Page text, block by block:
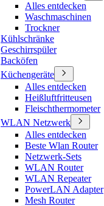
Alles entdecken
Waschmaschinen
Trockner
Kühlschränke
Geschirrspüler
Backöfen
Küchengeräte
Alles entdecken
Heißluftfritteusen
Fleischthermometer
WLAN Netzwerk
Alles entdecken
Beste Wlan Router
Netzwerk-Sets
WLAN Router
WLAN Repeater
PowerLAN Adapter
Mesh Router